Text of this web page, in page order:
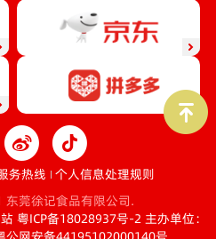
务热线 个人信息处理规则
莞徐记食品有限公司.
粤ICP备18028937号-2 主办单位：